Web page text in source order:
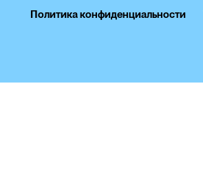
Политика конфиденциальности